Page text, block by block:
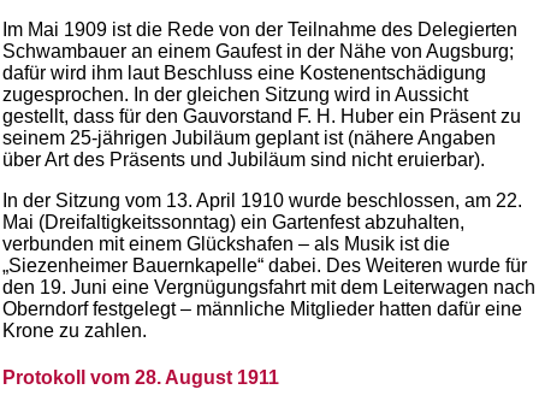
Im Mai 1909 ist die Rede von der Teilnahme des Delegierten
Schwambauer an einem Gaufest in der Nähe von Augsburg;
dafür wird ihm laut Beschluss eine Kostenentschädigung
zugesprochen. In der gleichen Sitzung wird in Aussicht
gestellt, dass für den Gauvorstand F. H. Huber ein Präsent zu
seinem 25-jährigen Jubiläum geplant ist (nähere Angaben
über Art des Präsents und Jubiläum sind nicht eruierbar).
In der Sitzung vom 13. April 1910 wurde beschlossen, am 22.
Mai (Dreifaltigkeitssonntag) ein Gartenfest abzuhalten,
verbunden mit einem Glückshafen – als Musik ist die
„Siezenheimer Bauernkapelle“ dabei. Des Weiteren wurde für
den 19. Juni eine Vergnügungsfahrt mit dem Leiterwagen nach
Oberndorf festgelegt – männliche Mitglieder hatten dafür eine
Krone zu zahlen.
Protokoll vom 28. August 1911